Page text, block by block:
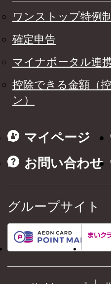
ワンストップ特例
確定申告
マイナポータル連
控除できる金額（
ン）
マイページ
お問い合わせ
グループサイト